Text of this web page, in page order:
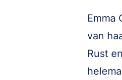
Emma
van
Rust